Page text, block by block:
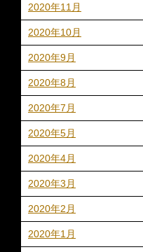
2020年11月
2020年10月
2020年9月
2020年8月
2020年7月
2020年5月
2020年4月
2020年3月
2020年2月
2020年1月